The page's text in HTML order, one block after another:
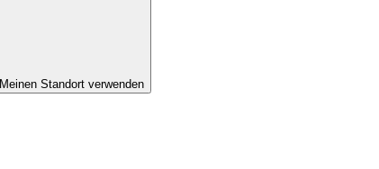
Meinen Standort verwenden